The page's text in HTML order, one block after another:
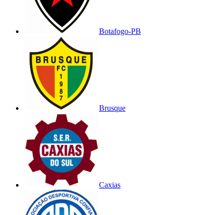
Botafogo-PB
Brusque
Caxias